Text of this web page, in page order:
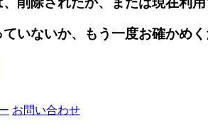
いないか、もう一度お確かめ
お問い合わせ